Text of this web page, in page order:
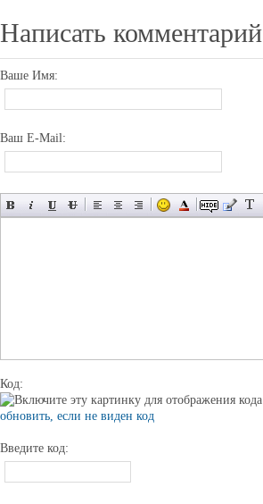
Написать комментарий
Ваше Имя:
Ваш E-Mail:
Код:
обновить, если не виден код
Введите код: